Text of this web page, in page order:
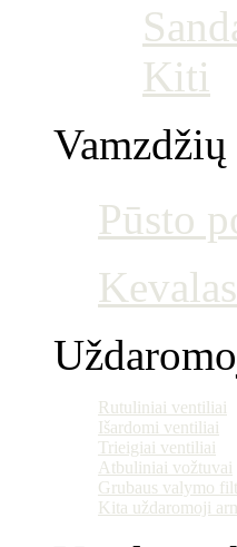
Kiti
Pūsto
Rutuliniai ventiliai
Išardomi ventiliai
Trieigiai ventiliai
Atbuliniai vožtuvai
Grubaus valymo
Kita uždaromoji